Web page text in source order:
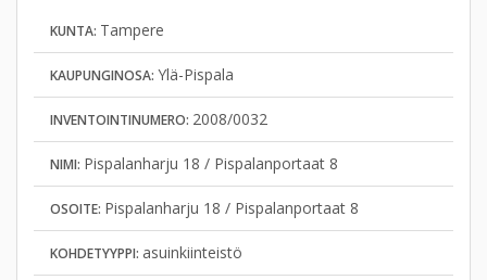
KUNTA: Tampere
KAUPUNGINOSA: Ylä-Pispala
INVENTOINTINUMERO: 2008/0032
NIMI: Pispalanharju 18 / Pispalanportaat 8
OSOITE: Pispalanharju 18 / Pispalanportaat 8
KOHDETYYPPI: asuinkiinteistö